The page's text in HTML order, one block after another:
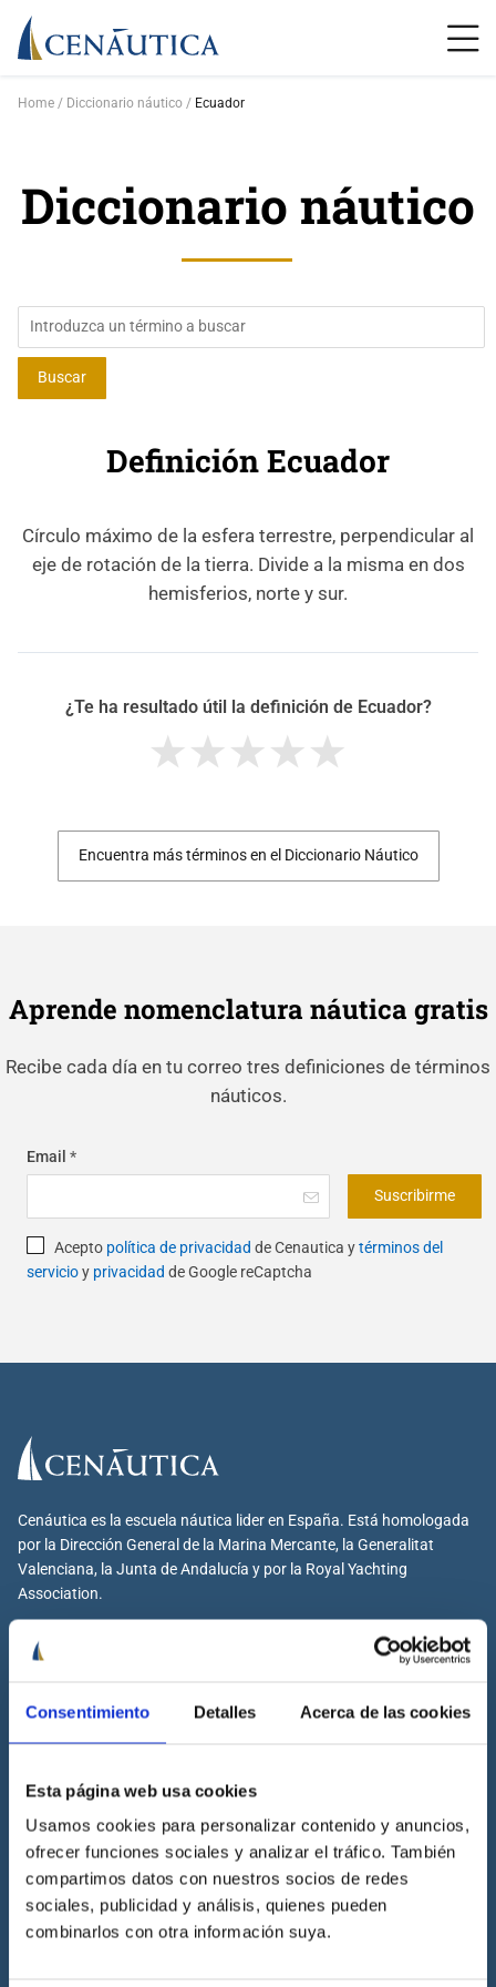
Consentimiento Detalles Acerca de las cookies
Esta página web usa cookies
Usamos cookies para personalizar contenido y anuncios,
ofrecer funciones sociales y analizar el tráfico. También
compartimos datos con nuestros socios de redes
sociales, publicidad y análisis, quienes pueden
combinarlos con otra información suya.
Home Diccionario náutico Ecuador
Diccionario náutico
Definición Ecuador
Círculo máximo de la esfera terrestre, perpendicular al
eje de rotación de la tierra. Divide a la misma en dos
hemisferios, norte y sur.
¿Te ha resultado útil la definición de Ecuador?
Encuentra más términos en el Diccionario Náutico
Aprende nomenclatura náutica gratis
Recibe cada día en tu correo tres definiciones de términos
náuticos.
Email *
Suscribirme
Acepto política de privacidad de Cenautica ytérminos del
servicioy privacidad de Google reCaptcha
Cenáutica es la escuela náutica lider en España. Está homologada
por la Dirección General de la Marina Mercante, la Generalitat
Valenciana, la Junta de Andalucía y por la Royal Yachting
Association.
Cenáutica
Escuela náutica virtual
Contacta con Cenáutica
Historia de Cenáutica
Trabaja con Cenáutica
Sala de prensa